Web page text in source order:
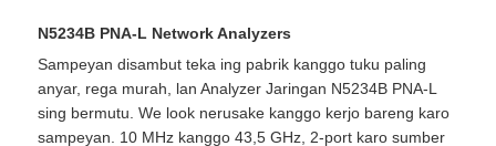
N5234B PNA-L Network Analyzers
Sampeyan disambut teka ing pabrik kanggo tuku paling
anyar, rega murah, lan Analyzer Jaringan N5234B PNA-L
sing bermutu. We look nerusake kanggo kerjo bareng karo
sampeyan. 10 MHz kanggo 43,5 GHz, 2-port karo sumber